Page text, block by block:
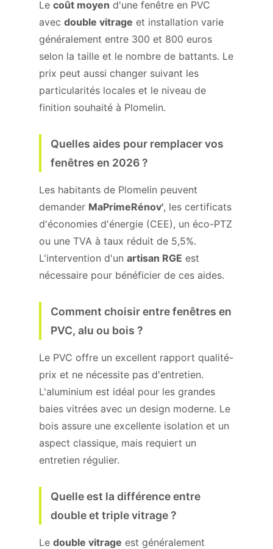
Le coût moyen d'une fenêtre en PVC
avec double vitrage et installation varie
généralement entre 300 et 800 euros
selon la taille et le nombre de battants. Le
prix peut aussi changer suivant les
particularités locales et le niveau de
finition souhaité à Plomelin.
Quelles aides pour remplacer vos
fenêtres en 2026 ?
Les habitants de Plomelin peuvent
demander MaPrimeRénov', les certificats
d'économies d'énergie (CEE), un éco-PTZ
ou une TVA à taux réduit de 5,5%.
L'intervention d'un artisan RGE est
nécessaire pour bénéficier de ces aides.
Comment choisir entre fenêtres en
PVC, alu ou bois ?
Le PVC offre un excellent rapport qualité-
prix et ne nécessite pas d'entretien.
L'aluminium est idéal pour les grandes
baies vitrées avec un design moderne. Le
bois assure une excellente isolation et un
aspect classique, mais requiert un
entretien régulier.
Quelle est la différence entre
double et triple vitrage ?
Le double vitrage est généralement